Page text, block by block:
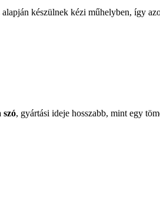
készülnek kézi műhelyben, így
szó, gyártási ideje hosszabb, mint egy